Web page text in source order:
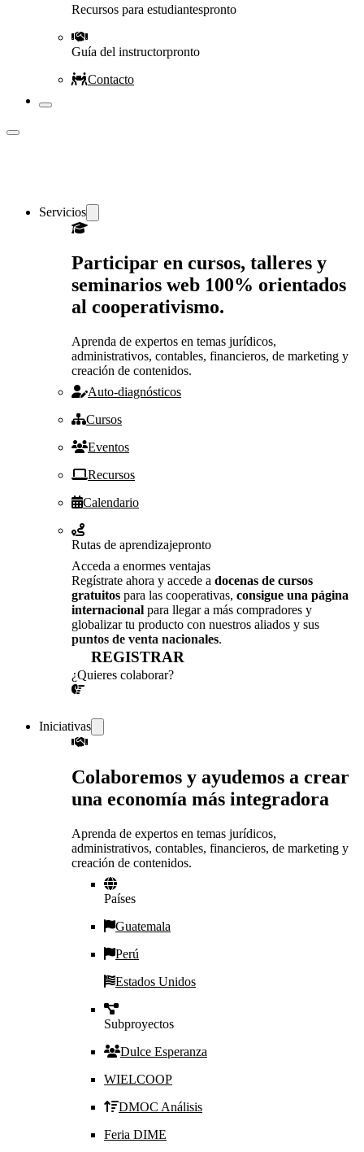
Recursos para estudiantespronto
Guía del instructorpronto
Contacto
Servicios
Participar en cursos, talleres y
seminarios web 100% orientados
al cooperativismo.
Aprenda de expertos en temas jurídicos,
administrativos, contables, financieros, de marketing y
creación de contenidos.
Auto-diagnósticos
Cursos
Eventos
Recursos
Calendario
Rutas de aprendizajepronto
Acceda a enormes ventajas
Regístrate ahora y accede a docenas de cursos
gratuitos para las cooperativas, consigue una página
internacional para llegar a más compradores y
globalizar tu producto con nuestros aliados y sus
puntos de venta nacionales.
REGISTRAR
¿Quieres colaborar?
Iniciativas
Colaboremos y ayudemos a crear
una economía más integradora
Aprenda de expertos en temas jurídicos,
administrativos, contables, financieros, de marketing y
creación de contenidos.
Países
Guatemala
Perú
Estados Unidos
Subproyectos
Dulce Esperanza
WIELCOOP
DMOC Análisis
Feria DIME